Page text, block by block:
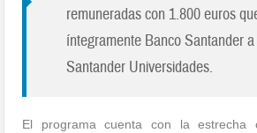
remuneradas con 1.800 euros
íntegramente Banco Santander
Santander Universidades.
El programa cuenta con la estrecha